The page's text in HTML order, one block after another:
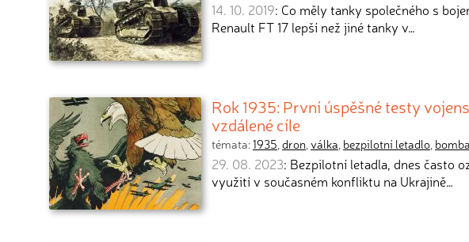
14. 10. 2019: Co měly tanky společného s
Renault FT 17 lepší než jiné tanky v…
Rok 1935: První úspěšné testy
vzdálené cíle
témata:1935,dron,válka, bezpilotní letadlo,
29. 08. 2023: Bezpilotní letadla, dnes často
využití v současném konfliktu na Ukrajině…